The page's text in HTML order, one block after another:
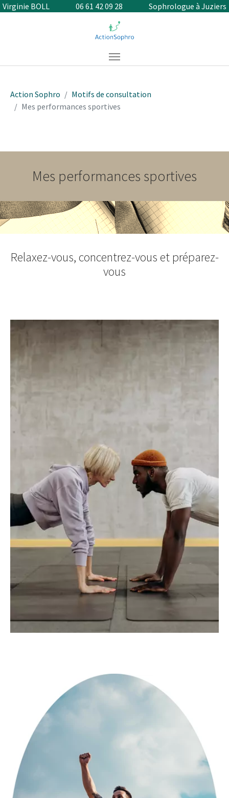
Aller au contenu principal
Virginie BOLL 06 61 42 09 28 Sophrologue à Juziers
Action Sophro
Motifs de consultation
Mes performances sportives
Mes performances sportives
Relaxez-vous, concentrez-vous et préparez-
vous